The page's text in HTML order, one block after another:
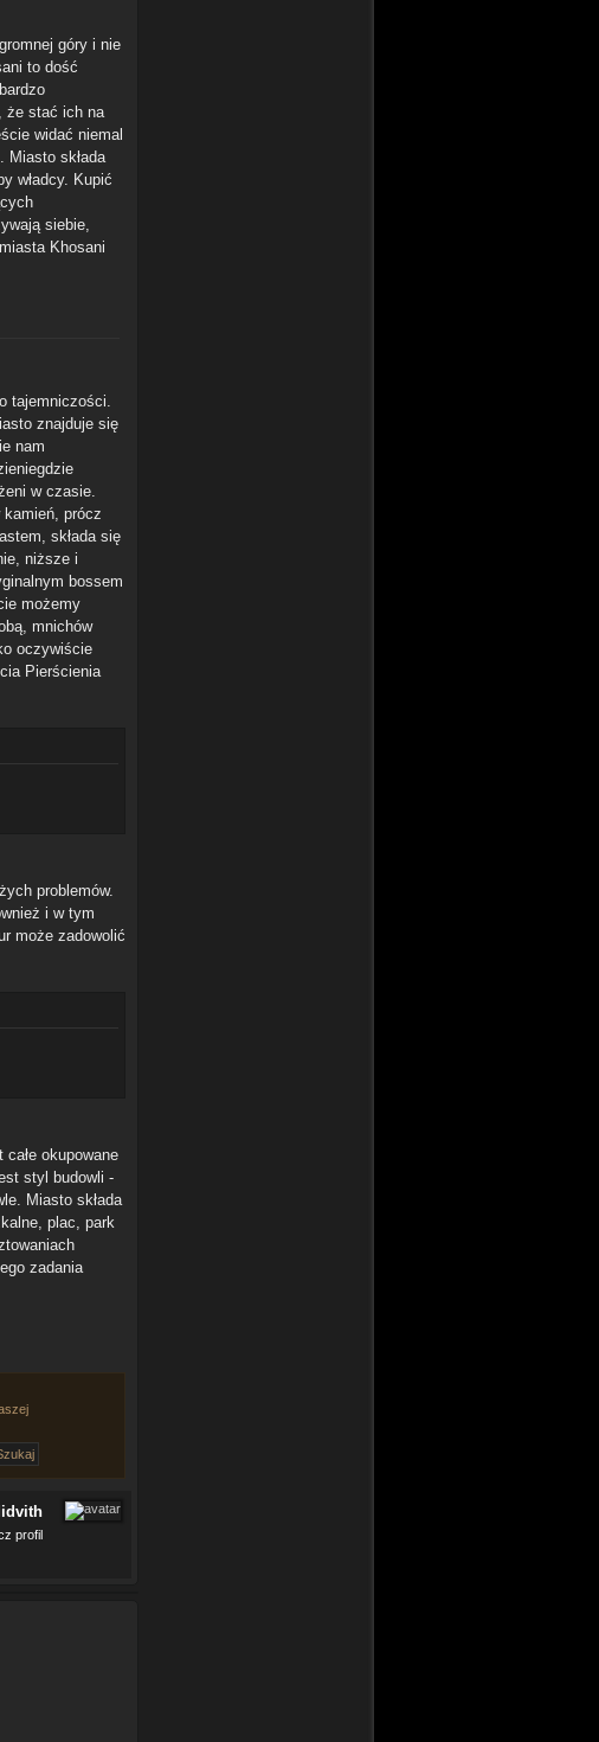
góry i nie
to dość
że stać ich na
widać niemal
Miasto składa
władcy. Kupić
siebie,
Khosani
tajemniczości.
znajduje się
nam
w czasie.
kamień, prócz
składa się
niższe i
bossem
możemy
mnichów
oczywiście
Pierścienia
problemów.
i w tym
może zadowolić
okupowane
styl budowli -
Miasto składa
plac, park
zadania
profil